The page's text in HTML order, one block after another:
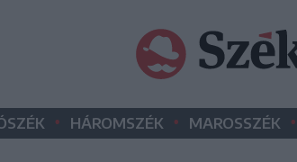
• HÁROMSZÉK • MAROSSZÉK •